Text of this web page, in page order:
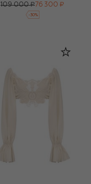
109 000 ₽76 300 ₽
-30%